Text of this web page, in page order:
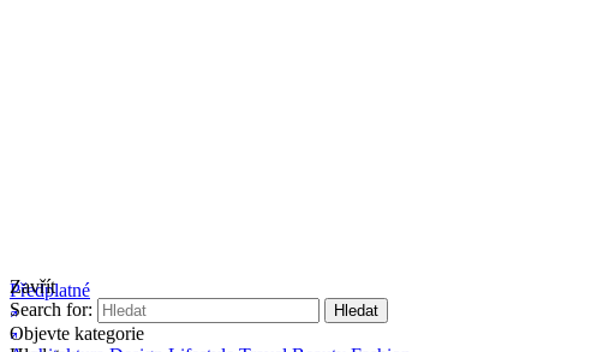
Předplatné
Zavřít
Search for:
Objevte kategorie